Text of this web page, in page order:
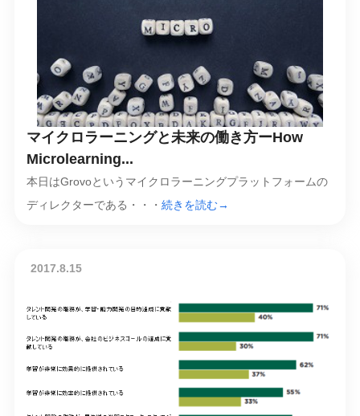
マイクロラーニングと未来の働き方ーHow
Microlearning...
本日はGrovoというマイクロラーニングプラットフォームの
ディレクターである・・・ 続きを読む→
2017.8.15